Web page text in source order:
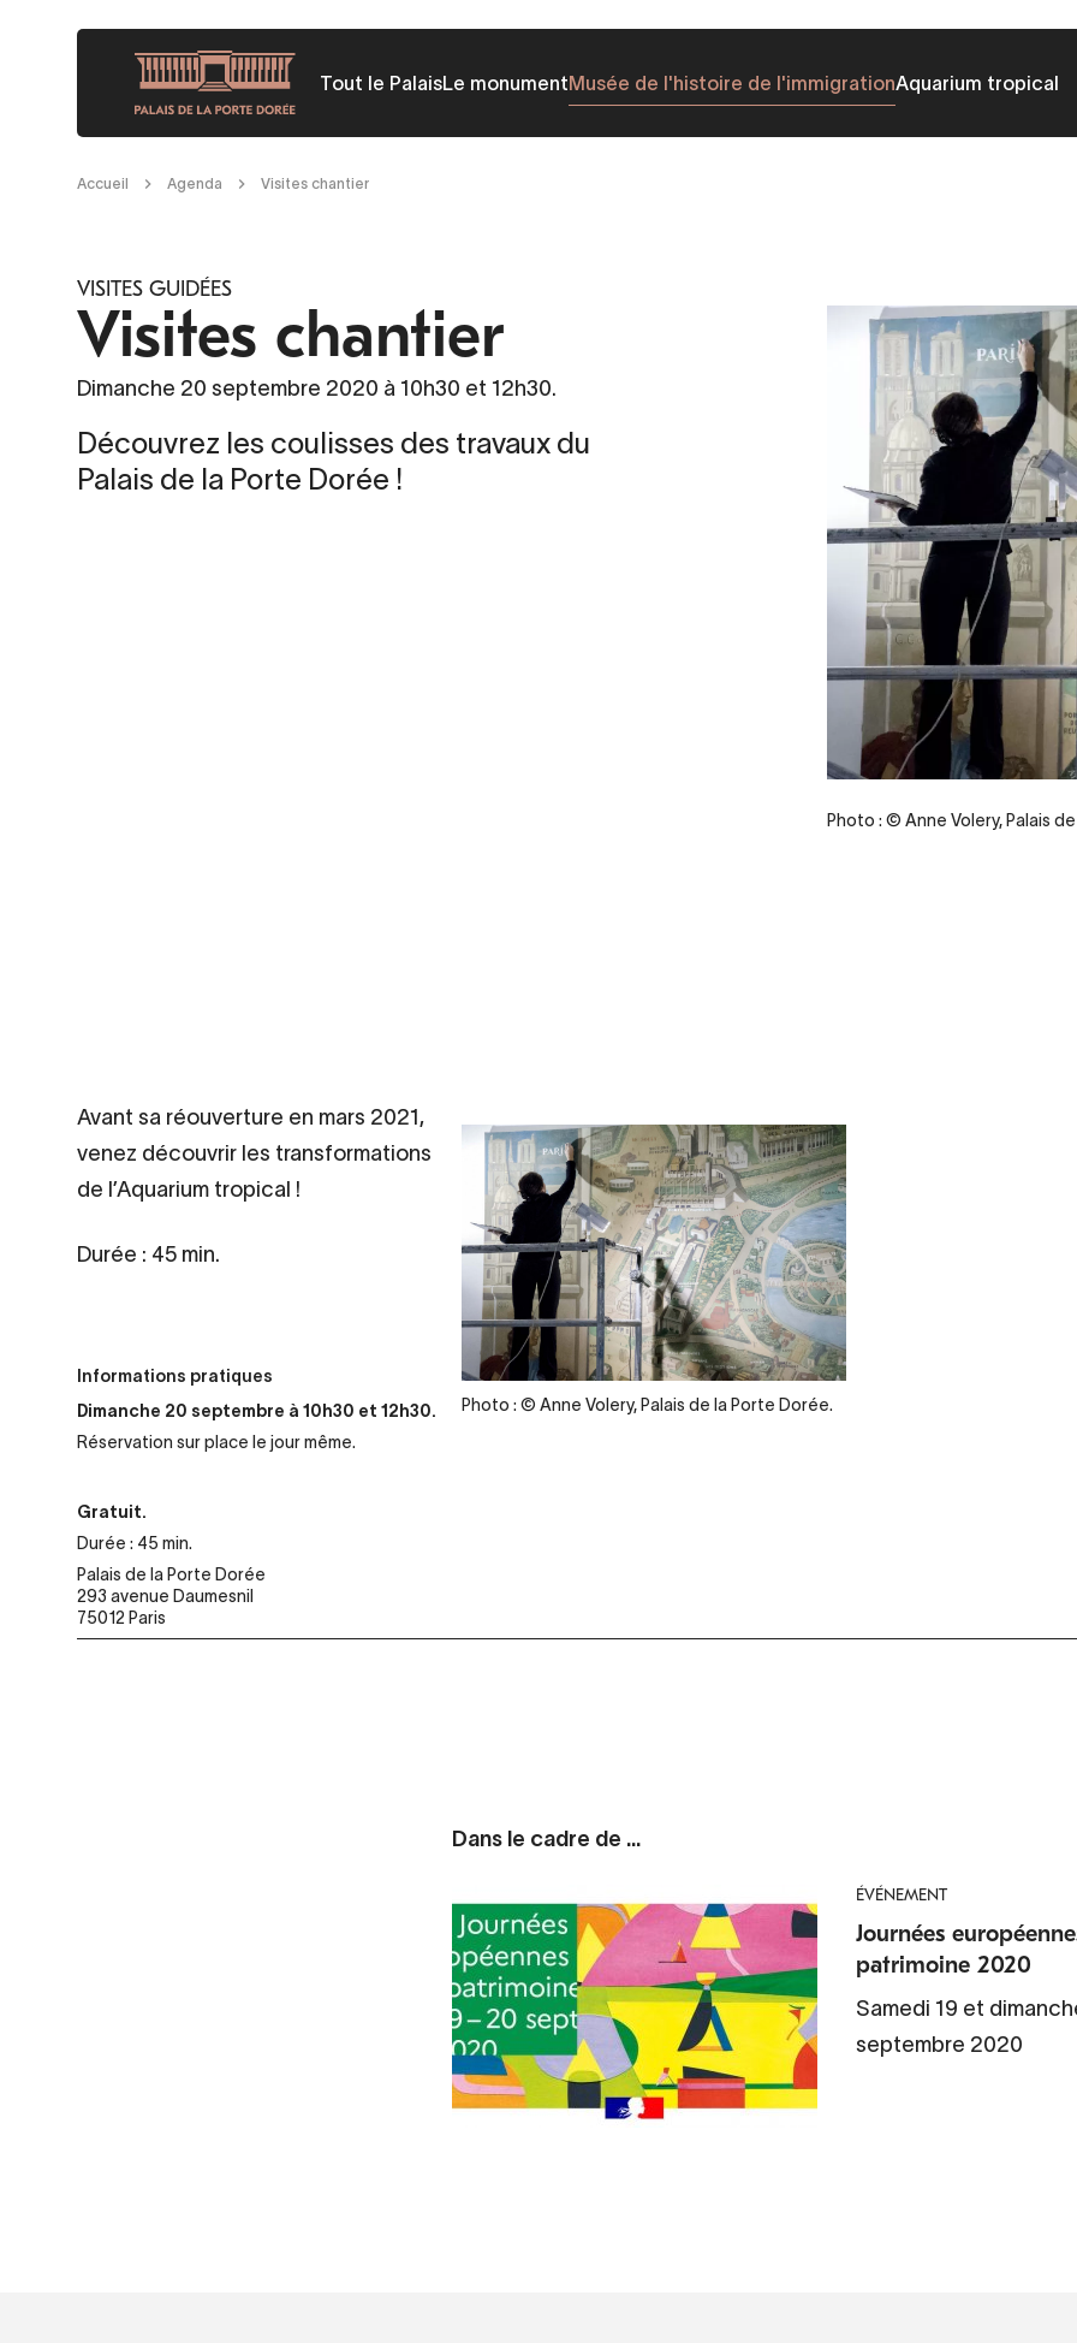
principal
Tout le PalaisLe monumentMusée de l'histoire de l'immigrationAquarium tropical
Fil
Accueil Agenda Visites chantier
VISITES GUIDÉES
Visites chantier
Dimanche 20 septembre 2020 à 10h30 et 12h30.
Découvrez les coulisses des travaux du
Palais de la Porte Dorée !
Photo : © Anne Volery, Palais
Contenu
d’origine
Legende
Photo : © Anne Volery, Palais de la Porte Dorée.
Avant sa réouverture en mars 2021,
venez découvrir les transformations
de l’Aquarium tropical !
Durée : 45 min.
Informations pratiques
Dimanche 20 septembre à 10h30 et 12h30.
Réservation sur place le jour même.
Gratuit.
Durée : 45 min.
Palais de la Porte Dorée
293 avenue Daumesnil
75012 Paris
Dans le cadre de ...
ÉVÉNEMENT
Journées
patrimoine 2020
Samedi 19 et
septembre 2020